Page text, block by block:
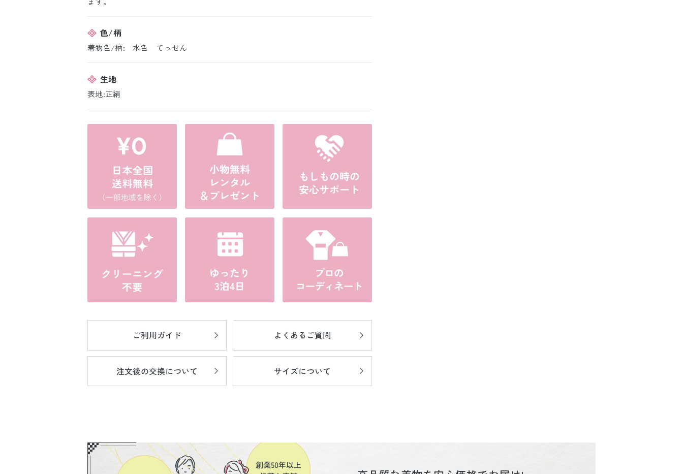
色/柄
着物色/柄: 水色 てっせん
生地
表地:正絹
ご利用ガイド よくあるご質問
注文後の交換について サイズについて